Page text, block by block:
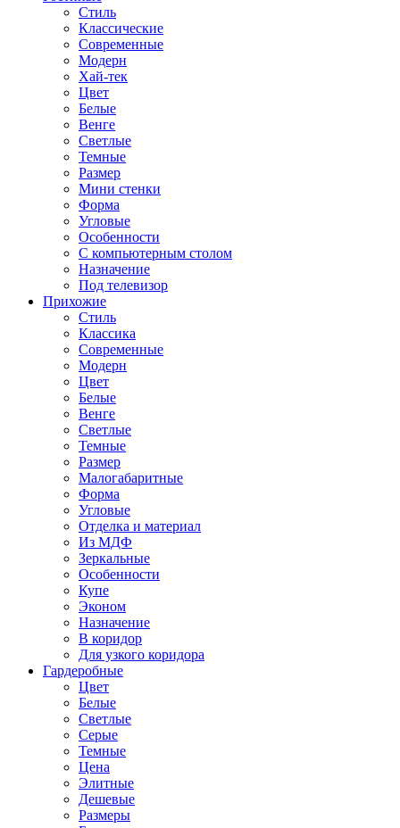
Стиль
Классические
Современные
Модерн
Хай-тек
Цвет
Белые
Венге
Светлые
Темные
Размер
Мини стенки
Форма
Угловые
Особенности
С компьютерным столом
Назначение
Под телевизор
Прихожие
Стиль
Классика
Современные
Модерн
Цвет
Белые
Венге
Светлые
Темные
Размер
Малогабаритные
Форма
Угловые
Отделка и материал
Из МДФ
Зеркальные
Особенности
Купе
Эконом
Назначение
В коридор
Для узкого коридора
Гардеробные
Цвет
Белые
Светлые
Серые
Темные
Цена
Элитные
Дешевые
Размеры